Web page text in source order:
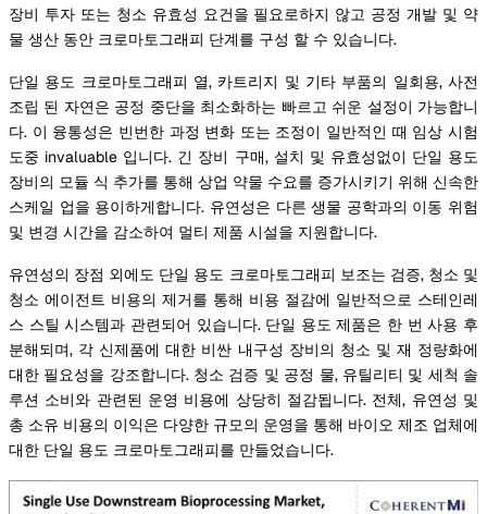
장비 투자 또는 청소 유효성 요건을 필요로하지 않고 공정 개발 및 약
물 생산 동안 크로마토그래피 단계를 구성 할 수 있습니다.
단일 용도 크로마토그래피 열, 카트리지 및 기타 부품의 일회용, 사전
조립 된 자연은 공정 중단을 최소화하는 빠르고 쉬운 설정이 가능합니
다. 이 융통성은 빈번한 과정 변화 또는 조정이 일반적인 때 임상 시험
도중 invaluable 입니다. 긴 장비 구매, 설치 및 유효성없이 단일 용도
장비의 모듈 식 추가를 통해 상업 약물 수요를 증가시키기 위해 신속한
스케일 업을 용이하게합니다. 유연성은 다른 생물 공학과의 이동 위험
및 변경 시간을 감소하여 멀티 제품 시설을 지원합니다.
유연성의 장점 외에도 단일 용도 크로마토그래피 보조는 검증, 청소 및
청소 에이전트 비용의 제거를 통해 비용 절감에 일반적으로 스테인레
스 스틸 시스템과 관련되어 있습니다. 단일 용도 제품은 한 번 사용 후
분해되며, 각 신제품에 대한 비싼 내구성 장비의 청소 및 재 정량화에
대한 필요성을 강조합니다. 청소 검증 및 공정 물, 유틸리티 및 세척 솔
루션 소비와 관련된 운영 비용에 상당히 절감됩니다. 전체, 유연성 및
총 소유 비용의 이익은 다양한 규모의 운영을 통해 바이오 제조 업체에
대한 단일 용도 크로마토그래피를 만들었습니다.